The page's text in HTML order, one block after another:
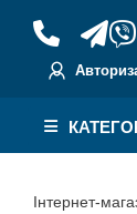
Інтернет-